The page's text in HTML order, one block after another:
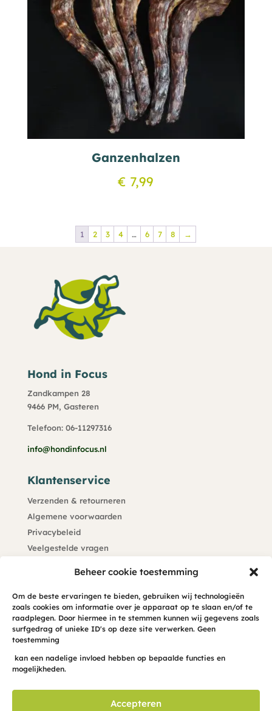
Beheer cookie toestemming
Om de beste ervaringen te bieden, gebruiken wij technologieën
zoals cookies om informatie over je apparaat op te slaan en/of te
raadplegen. Door hiermee in te stemmen kunnen wij gegevens zoals
surfgedrag of unieke ID's op deze site verwerken. Geen
toestemming
kan een nadelige invloed hebben op bepaalde functies en
mogelijkheden.
Accepteren
Ganzenhalzen
€ 7,99
1 2 3 4 … 6 7 8 →
Hond in Focus
Zandkampen 28
9466 PM, Gasteren
Telefoon: 06-11297316
info@hondinfocus.nl
Klantenservice
Verzenden & retourneren
Algemene voorwaarden
Privacybeleid
Veelgestelde vragen
Blijf op de hoogte
Meld je hier aan voor de maandelijkse hond-INFO-cus